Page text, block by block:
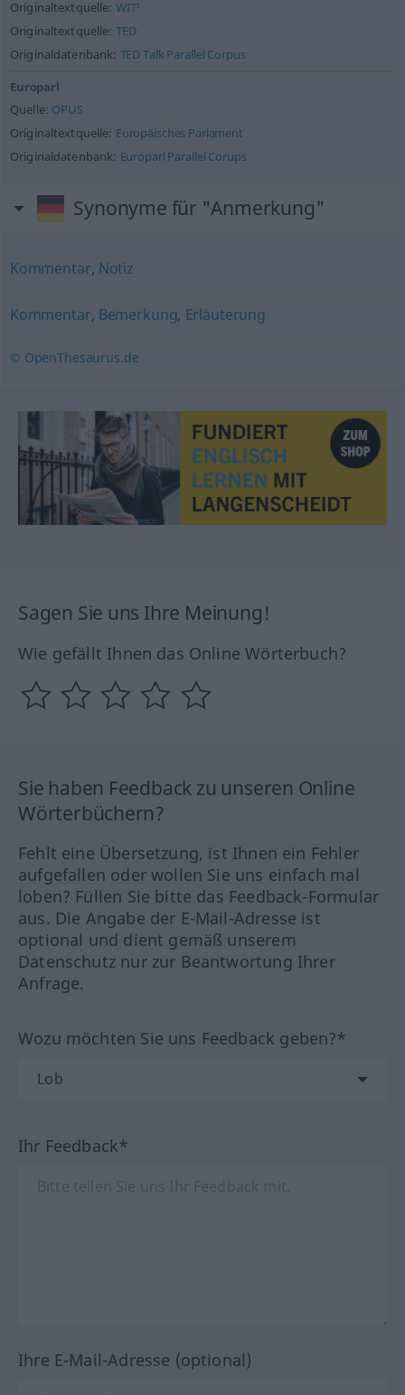
Originaltextquelle: WIT³
Originaltextquelle: TED
Originaldatenbank: TED Talk Parallel Corpus
Europarl
Quelle: OPUS
Originaltextquelle: Europäisches Parlament
Originaldatenbank: Europarl Parallel Corups
Synonyme für "Anmerkung"
Kommentar, Notiz
Kommentar, Bemerkung, Erläuterung
© OpenThesaurus.de
Sagen Sie uns Ihre Meinung!
Wie gefällt Ihnen das Online Wörterbuch?
Sie haben Feedback zu unseren Online
Wörterbüchern?
Fehlt eine Übersetzung, ist Ihnen ein Fehler
aufgefallen oder wollen Sie uns einfach mal
loben? Füllen Sie bitte das Feedback-Formular
aus. Die Angabe der E-Mail-Adresse ist
optional und dient gemäß unserem
Datenschutz nur zur Beantwortung Ihrer
Anfrage.
Wozu möchten Sie uns Feedback geben?*
Ihr Feedback*
Ihre E-Mail-Adresse (optional)